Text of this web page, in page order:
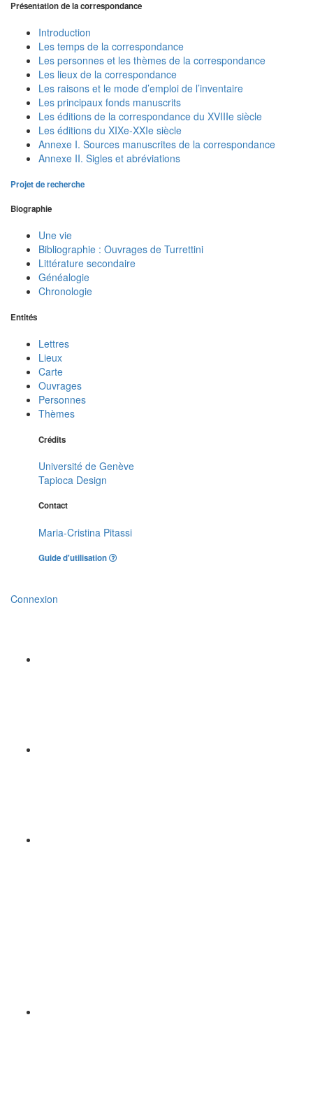
Présentation de la correspondance
Introduction
Les temps de la correspondance
Les personnes et les thèmes de la correspondance
Les lieux de la correspondance
Les raisons et le mode d’emploi de l’inventaire
Les principaux fonds manuscrits
Les éditions de la correspondance du XVIIIe siècle
Les éditions du XIXe-XXIe siècle
Annexe I. Sources manuscrites de la correspondance
Annexe II. Sigles et abréviations
Projet de recherche
Biographie
Une vie
Bibliographie : Ouvrages de Turrettini
Littérature secondaire
Généalogie
Chronologie
Entités
Lettres
Lieux
Carte
Ouvrages
Personnes
Thèmes
Crédits
Université de Genève
Tapioca Design
Contact
Maria-Cristina Pitassi
Guide d'utilisation
Connexion